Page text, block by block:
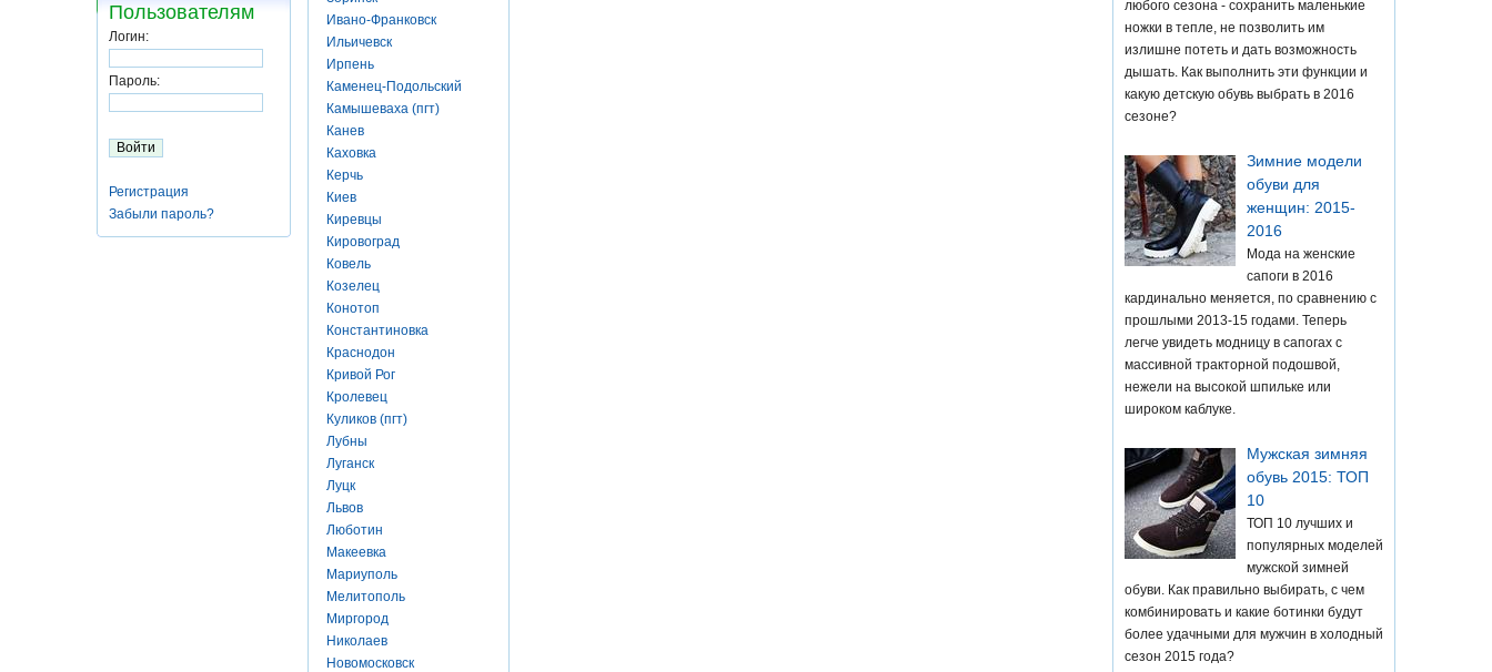
Пользователям
Логин:
Пароль:
Регистрация
Забыли пароль?
Ивано-Франковск
Ильичевск
Ирпень
Каменец-Подольский
Камышеваха (пгт)
Канев
Каховка
Керчь
Киев
Киревцы
Кировоград
Ковель
Козелец
Конотоп
Константиновка
Краснодон
Кривой Рог
Кролевец
Куликов (пгт)
Лубны
Луганск
Луцк
Львов
Люботин
Макеевка
Мариуполь
Мелитополь
Миргород
Николаев
Новомосковск
любого сезона - сохранить маленькие
ножки в тепле, не позволить им
излишне потеть и дать возможность
дышать. Как выполнить эти функции и
какую детскую обувь выбрать в 2016
сезоне?
Зимние модели
обуви для
женщин: 2015-
2016
Мода на женские
сапоги в 2016
кардинально меняется, по сравнению с
прошлыми 2013-15 годами. Теперь
легче увидеть модницу в сапогах с
массивной тракторной подошвой,
нежели на высокой шпильке или
широком каблуке.
Мужская зимняя
обувь 2015: ТОП
10
ТОП 10 лучших и
популярных моделей
мужской зимней
обуви. Как правильно выбирать, с чем
комбинировать и какие ботинки будут
более удачными для мужчин в холодный
сезон 2015 года?